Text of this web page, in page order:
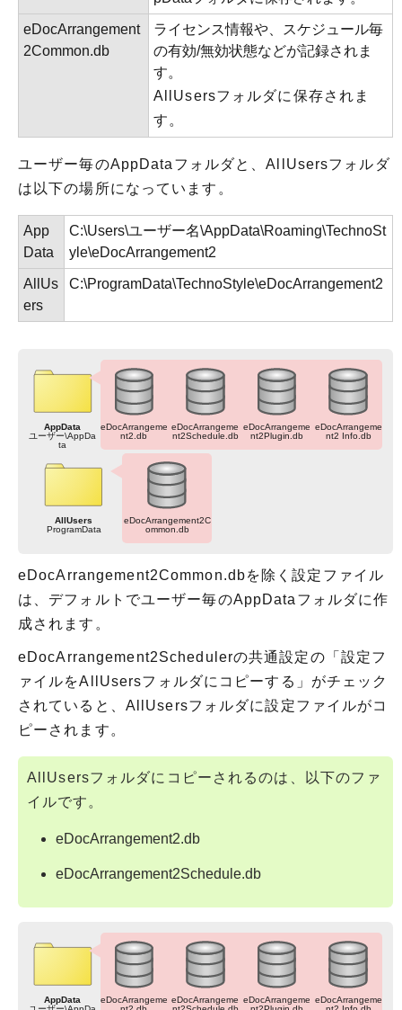
eDocArrangement
2Common.db
ライセンス情報や、スケジュール毎
の有効/無効状態などが記録されま
す。
AllUsersフォルダに保存されま
す。
ユーザー毎のAppDataフォルダと、AllUsersフォルダ
は以下の場所になっています。
App
Data
C:\Users\ユーザー名\AppData\Roaming\TechnoSt
yle\eDocArrangement2
AllUs
ers
C:\ProgramData\TechnoStyle\eDocArrangement2
AppData
ユーザー\AppDa
ta
eDocArrangeme
nt2.db
eDocArrangeme
nt2Schedule.db
eDocArrangeme
nt2Plugin.db
eDocArrangeme
nt2 Info.db
AllUsers
ProgramData
eDocArrangement2C
ommon.db
eDocArrangement2Common.dbを除く設定ファイル
は、デフォルトでユーザー毎のAppDataフォルダに作
成されます。
eDocArrangement2Schedulerの共通設定の「設定フ
ァイルをAllUsersフォルダにコピーする」がチェック
されていると、AllUsersフォルダに設定ファイルがコ
ピーされます。
AllUsersフォルダにコピーされるのは、以下のファ
イルです。
eDocArrangement2.db
eDocArrangement2Schedule.db
AppData
eDocArrangeme eDocArrangeme eDocArrangeme eDocArrangeme